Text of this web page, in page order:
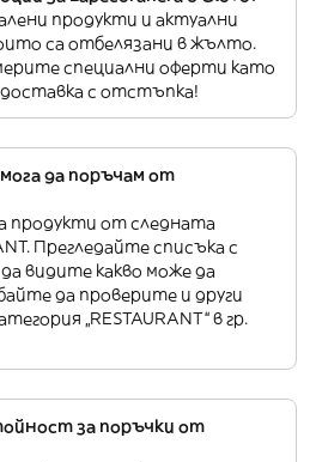
продукти и актуални
са отбелязани в жълто.
специални оферти като
доставка с отстъпка!
да поръчам от
продукти от следната
Прегледайте списъка с
видите какво може да
да проверите и други
„RESTAURANT“ в гр.
за поръчки от